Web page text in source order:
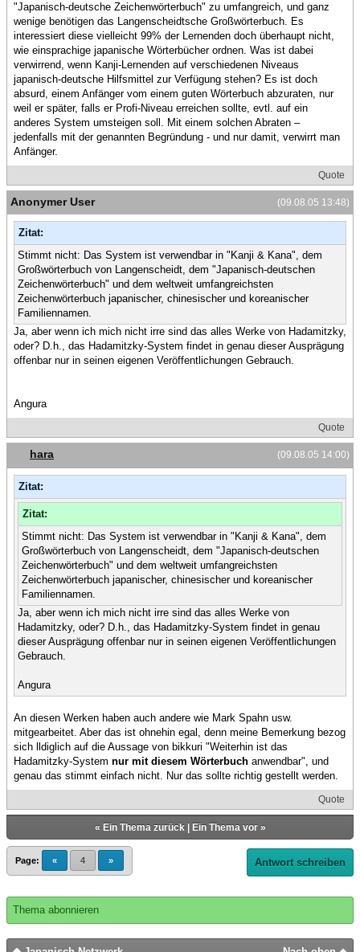
"Japanisch-deutsche Zeichenwörterbuch" zu umfangreich, und ganz
wenige benötigen das Langenscheidtsche Großwörterbuch. Es
interessiert diese vielleicht 99% der Lernenden doch überhaupt nicht,
wie einsprachige japanische Wörterbücher ordnen. Was ist dabei
verwirrend, wenn Kanji-Lernenden auf verschiedenen Niveaus
japanisch-deutsche Hilfsmittel zur Verfügung stehen? Es ist doch
absurd, einem Anfänger vom einem guten Wörterbuch abzuraten, nur
weil er später, falls er Profi-Niveau erreichen sollte, evtl. auf ein
anderes System umsteigen soll. Mit einem solchen Abraten –
jedenfalls mit der genannten Begründung - und nur damit, verwirrt man
Anfänger.
Quote
(09.08.05 13:48)
Anonymer User
Zitat:
Stimmt nicht: Das System ist verwendbar in "Kanji & Kana", dem
Großwörterbuch von Langenscheidt, dem "Japanisch-deutschen
Zeichenwörterbuch" und dem weltweit umfangreichsten
Zeichenwörterbuch japanischer, chinesischer und koreanischer
Familiennamen.
Ja, aber wenn ich mich nicht irre sind das alles Werke von Hadamitzky,
oder? D.h., das Hadamitzky-System findet in genau dieser Ausprägung
offenbar nur in seinen eigenen Veröffentlichungen Gebrauch.
Angura
Quote
(09.08.05 14:00)
hara
Zitat:
Zitat:
Stimmt nicht: Das System ist verwendbar in "Kanji & Kana", dem
Großwörterbuch von Langenscheidt, dem "Japanisch-deutschen
Zeichenwörterbuch" und dem weltweit umfangreichsten
Zeichenwörterbuch japanischer, chinesischer und koreanischer
Familiennamen.
Ja, aber wenn ich mich nicht irre sind das alles Werke von
Hadamitzky, oder? D.h., das Hadamitzky-System findet in genau
dieser Ausprägung offenbar nur in seinen eigenen Veröffentlichungen
Gebrauch.
Angura
An diesen Werken haben auch andere wie Mark Spahn usw.
mitgearbeitet. Aber das ist ohnehin egal, denn meine Bemerkung bezog
sich lldiglich auf die Aussage von bikkuri "Weiterhin ist das
Hadamitzky-System nur mit diesem Wörterbuch anwendbar", und
genau das stimmt einfach nicht. Nur das sollte richtig gestellt werden.
Quote
« Ein Thema zurück| Ein Thema vor»
Page: « 4 » Antwort schreiben
Thema abonnieren